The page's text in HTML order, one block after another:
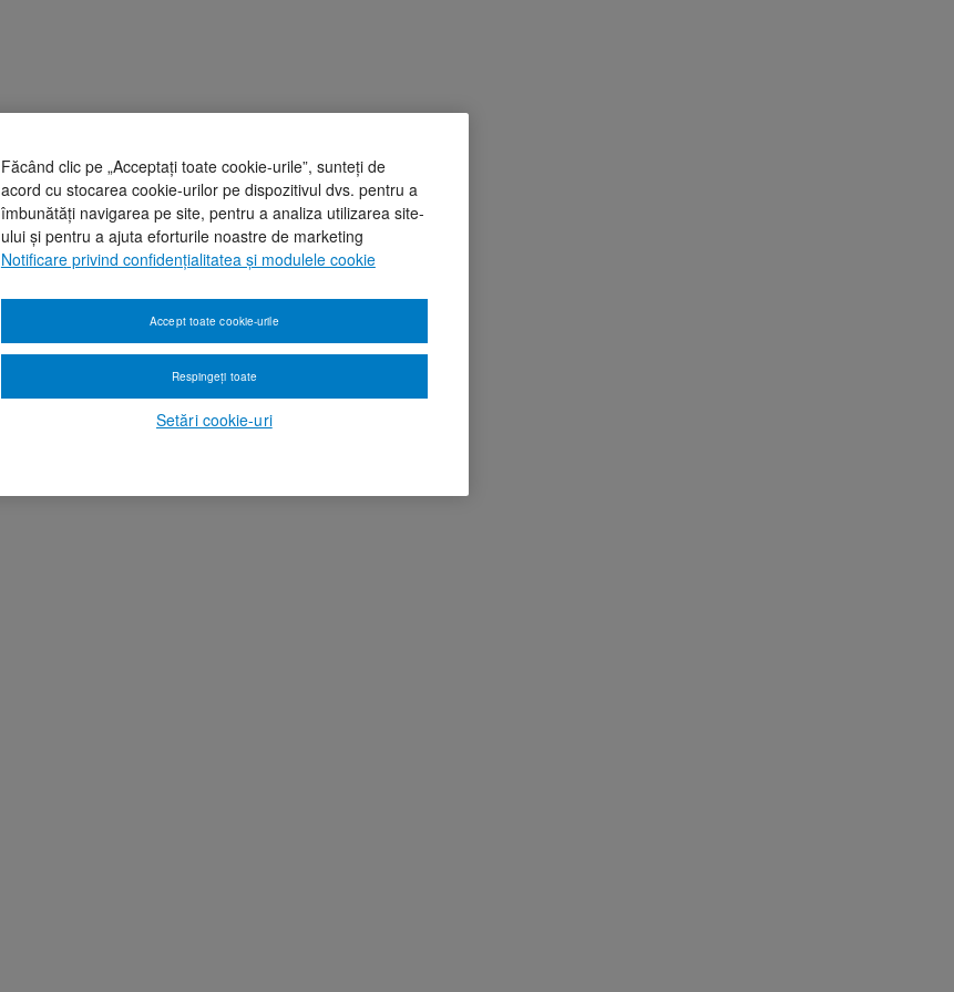
Făcând clic pe „Acceptați toate cookie-urile”, sunteți de
acord cu stocarea cookie-urilor pe dispozitivul dvs. pentru a
îmbunătăți navigarea pe site, pentru a analiza utilizarea site-
ului și pentru a ajuta eforturile noastre de marketing
Notificare privind confidențialitatea și modulele cookie
Setări cookie-uri
Respingeți toate
Accept toate cookie-urile